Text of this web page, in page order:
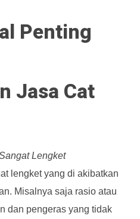
Penting
Jasa Cat
Lengket
lengket yang di akibatkan
Misalnya saja rasio atau
dan pengeras yang tidak